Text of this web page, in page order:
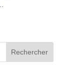
Rechercher